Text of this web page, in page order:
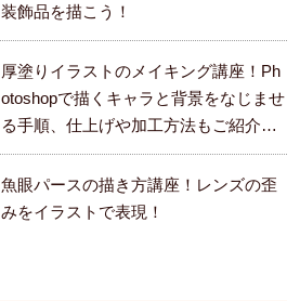
装飾品を描こう！
厚塗りイラストのメイキング講座！Ph
otoshopで描くキャラと背景をなじませ
る手順、仕上げや加工方法もご紹介し
ます。
魚眼パースの描き方講座！レンズの歪
みをイラストで表現！